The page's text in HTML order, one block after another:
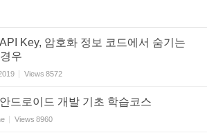
Key, 암호화 정보 코드에서 숨기는
우
Views 8572
드로이드 개발 기초 학습코스
Views 8960